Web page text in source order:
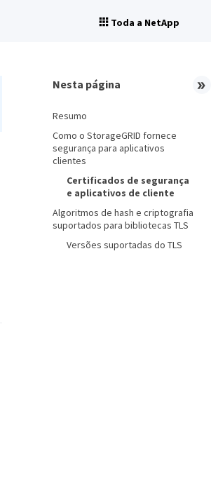
Toda a NetApp
Nesta página
Resumo
Como o StorageGRID fornece
segurança para aplicativos
clientes
Certificados de segurança
e aplicativos de cliente
Algoritmos de hash e criptografia
suportados para bibliotecas TLS
Versões suportadas do TLS